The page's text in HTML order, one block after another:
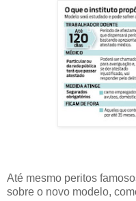
Até mesmo peritos
sobre o novo modelo,